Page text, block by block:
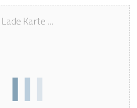
Lade Karte ...